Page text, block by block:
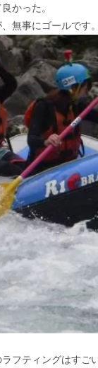
かった。
無事にゴールです
フティングはすご